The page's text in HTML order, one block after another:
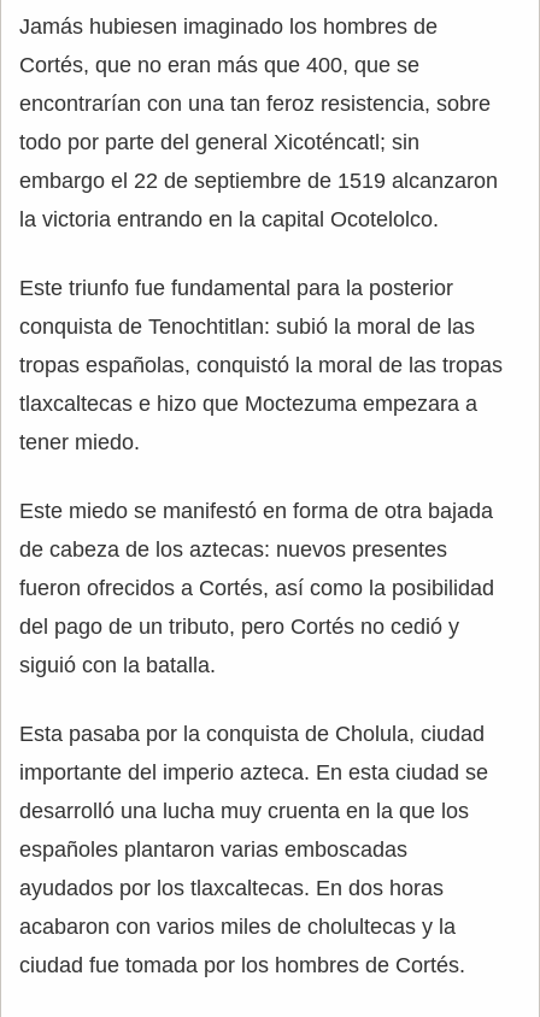
Jamás hubiesen imaginado los hombres de
Cortés, que no eran más que 400, que se
encontrarían con una tan feroz resistencia, sobre
todo por parte del general Xicoténcatl; sin
embargo el 22 de septiembre de 1519 alcanzaron
la victoria entrando en la capital Ocotelolco.
Este triunfo fue fundamental para la posterior
conquista de Tenochtitlan: subió la moral de las
tropas españolas, conquistó la moral de las tropas
tlaxcaltecas e hizo que Moctezuma empezara a
tener miedo.
Este miedo se manifestó en forma de otra bajada
de cabeza de los aztecas: nuevos presentes
fueron ofrecidos a Cortés, así como la posibilidad
del pago de un tributo, pero Cortés no cedió y
siguió con la batalla.
Esta pasaba por la conquista de Cholula, ciudad
importante del imperio azteca. En esta ciudad se
desarrolló una lucha muy cruenta en la que los
españoles plantaron varias emboscadas
ayudados por los tlaxcaltecas. En dos horas
acabaron con varios miles de cholultecas y la
ciudad fue tomada por los hombres de Cortés.